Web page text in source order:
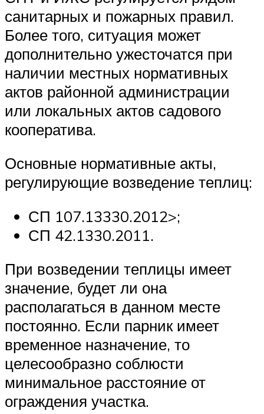
санитарных и пожарных правил.
Более того, ситуация может
дополнительно ужесточатся при
наличии местных нормативных
актов районной администрации
или локальных актов садового
кооператива.
Основные нормативные акты,
регулирующие возведение теплиц:
СП 107.13330.2012>;
СП 42.1330.2011.
При возведении теплицы имеет
значение, будет ли она
располагаться в данном месте
постоянно. Если парник имеет
временное назначение, то
целесообразно соблюсти
минимальное расстояние от
ограждения участка.